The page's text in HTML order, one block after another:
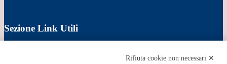
Sezione Link Utili
Rifiuta cookie non necessari ✕